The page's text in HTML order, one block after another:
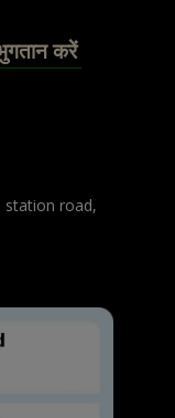
करें
station road,